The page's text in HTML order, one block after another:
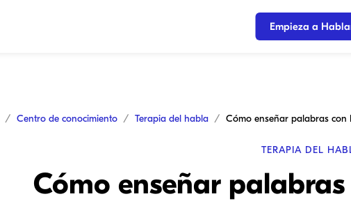
Empieza a
Centro de conocimiento Terapia del habla
TERAPIA DEL
Cómo enseñar palabras